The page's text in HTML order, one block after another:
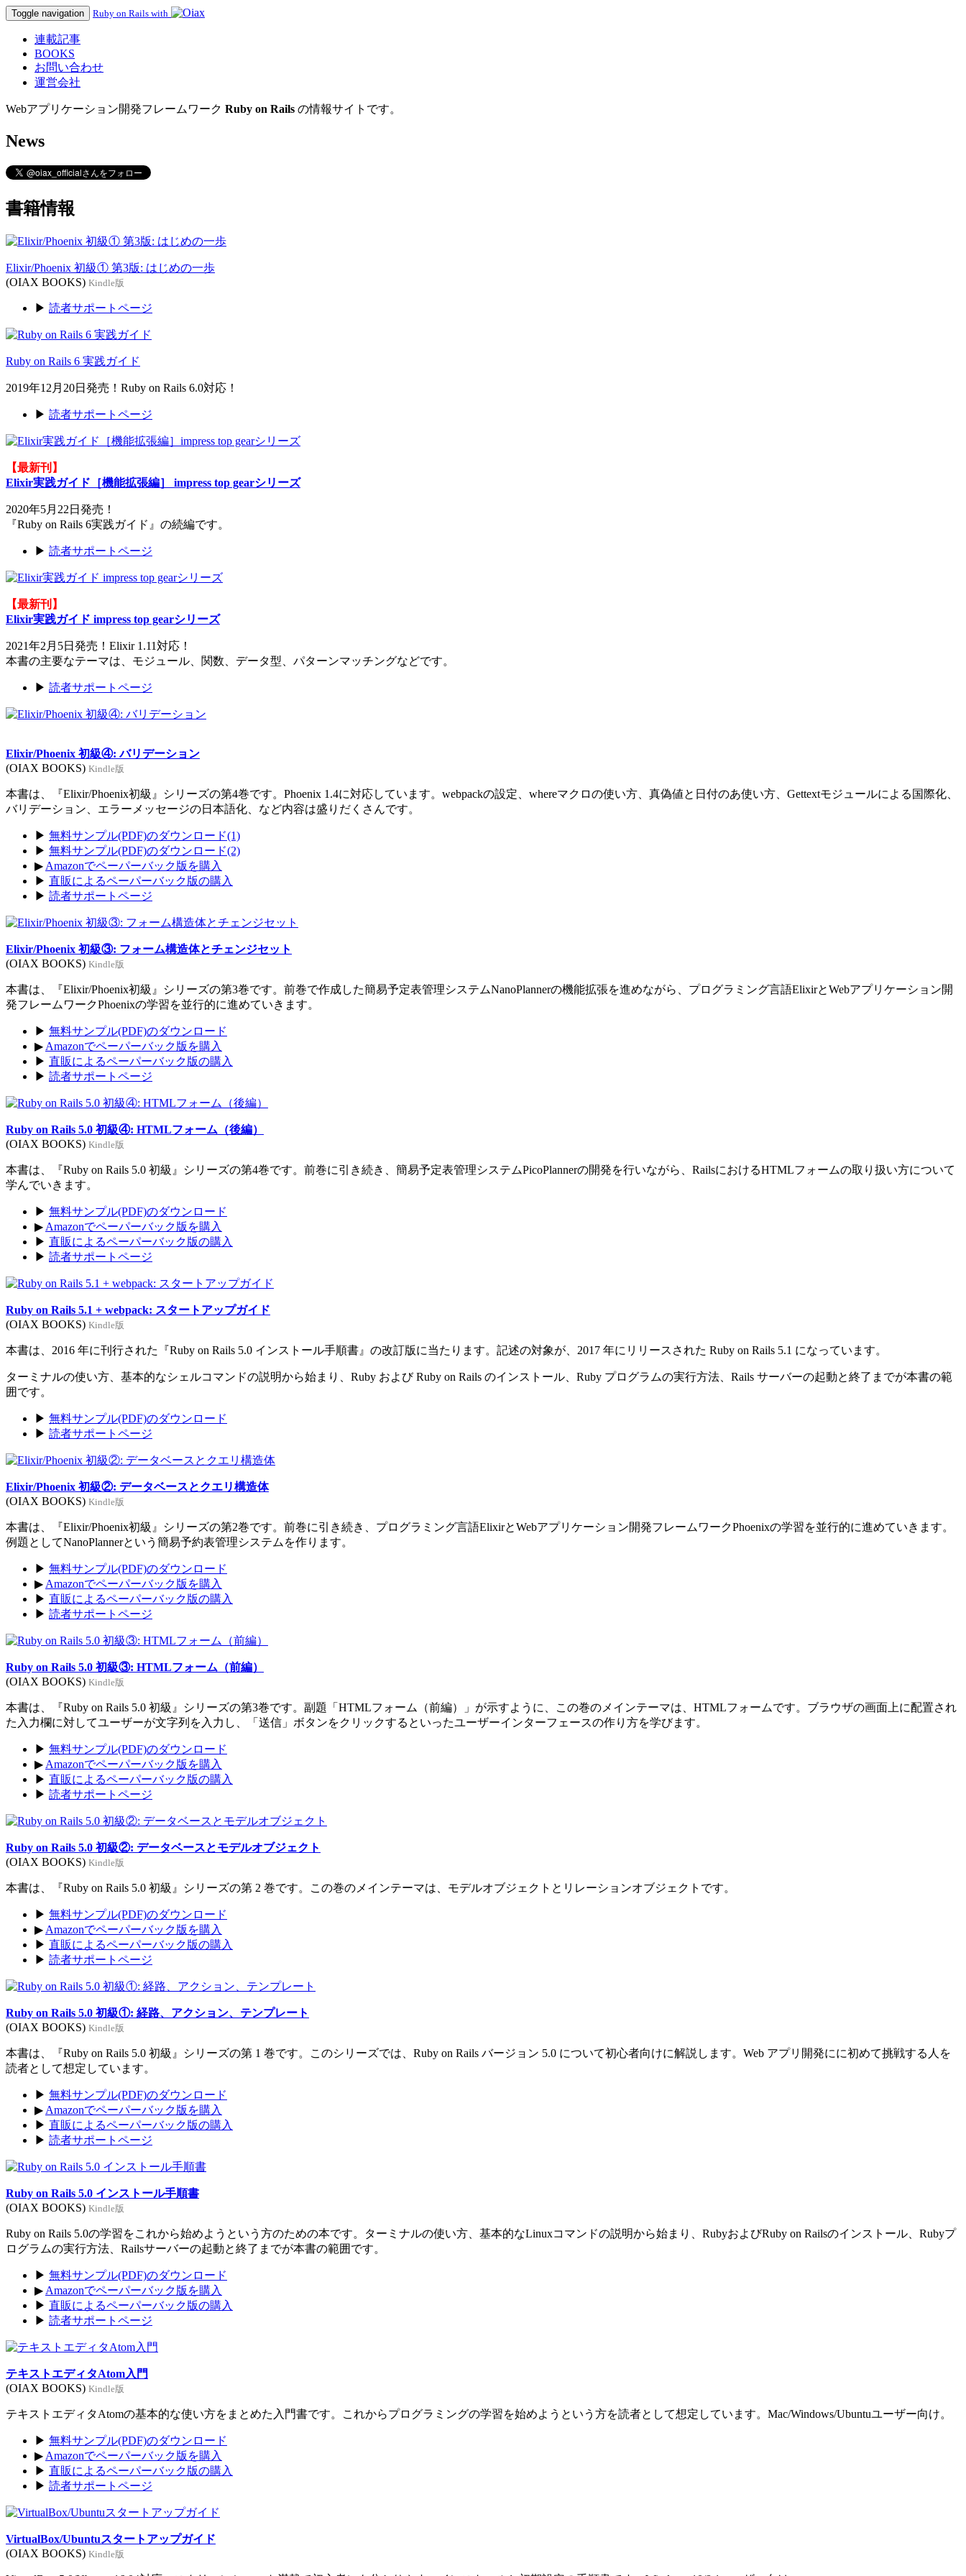
Toggle navigation Ruby on Rails with
連載記事
BOOKS
お問い合わせ
運営会社
Webアプリケーション開発フレームワーク Ruby on Rails の情報サイトです。
News
書籍情報
Elixir/Phoenix 初級① 第3版: はじめの一歩
(OIAX BOOKS) Kindle版
▶ 読者サポートページ
Ruby on Rails 6 実践ガイド
2019年12月20日発売！Ruby on Rails 6.0対応！
▶ 読者サポートページ
【最新刊】
Elixir実践ガイド［機能拡張編］ impress top gearシリーズ
2020年5月22日発売！
『Ruby on Rails 6実践ガイド』の続編です。
▶ 読者サポートページ
【最新刊】
Elixir実践ガイド impress top gearシリーズ
2021年2月5日発売！Elixir 1.11対応！
本書の主要なテーマは、モジュール、関数、データ型、パターンマッチングなどです。
▶ 読者サポートページ
Elixir/Phoenix 初級④: バリデーション
(OIAX BOOKS) Kindle版
本書は、『Elixir/Phoenix初級』シリーズの第4巻です。Phoenix 1.4に対応しています。webpackの設定、whereマクロの使い方、真偽値と日付のあ使い方、Gettextモジュールによる国際化、
バリデーション、エラーメッセージの日本語化、など内容は盛りだくさんです。
▶ 無料サンプル(PDF)のダウンロード(1)
▶ 無料サンプル(PDF)のダウンロード(2)
▶ Amazonでペーパーバック版を購入
▶ 直販によるペーパーバック版の購入
▶ 読者サポートページ
Elixir/Phoenix 初級③: フォーム構造体とチェンジセット
(OIAX BOOKS) Kindle版
本書は、『Elixir/Phoenix初級』シリーズの第3巻です。前巻で作成した簡易予定表管理システムNanoPlannerの機能拡張を進めながら、プログラミング言語ElixirとWebアプリケーション開
発フレームワークPhoenixの学習を並行的に進めていきます。
▶ 無料サンプル(PDF)のダウンロード
▶ Amazonでペーパーバック版を購入
▶ 直販によるペーパーバック版の購入
▶ 読者サポートページ
Ruby on Rails 5.0 初級④: HTMLフォーム（後編）
(OIAX BOOKS) Kindle版
本書は、『Ruby on Rails 5.0 初級』シリーズの第4巻です。前巻に引き続き、簡易予定表管理システムPicoPlannerの開発を行いながら、RailsにおけるHTMLフォームの取り扱い方について
学んでいきます。
▶ 無料サンプル(PDF)のダウンロード
▶ Amazonでペーパーバック版を購入
▶ 直販によるペーパーバック版の購入
▶ 読者サポートページ
Ruby on Rails 5.1 + webpack: スタートアップガイド
(OIAX BOOKS) Kindle版
本書は、2016 年に刊行された『Ruby on Rails 5.0 インストール手順書』の改訂版に当たります。記述の対象が、2017 年にリリースされた Ruby on Rails 5.1 になっています。
ターミナルの使い方、基本的なシェルコマンドの説明から始まり、Ruby および Ruby on Rails のインストール、Ruby プログラムの実行方法、Rails サーバーの起動と終了までが本書の範
囲です。
▶ 無料サンプル(PDF)のダウンロード
▶ 読者サポートページ
Elixir/Phoenix 初級②: データベースとクエリ構造体
(OIAX BOOKS) Kindle版
本書は、『Elixir/Phoenix初級』シリーズの第2巻です。前巻に引き続き、プログラミング言語ElixirとWebアプリケーション開発フレームワークPhoenixの学習を並行的に進めていきます。
例題としてNanoPlannerという簡易予約表管理システムを作ります。
▶ 無料サンプル(PDF)のダウンロード
▶ Amazonでペーパーバック版を購入
▶ 直販によるペーパーバック版の購入
▶ 読者サポートページ
Ruby on Rails 5.0 初級③: HTMLフォーム（前編）
(OIAX BOOKS) Kindle版
本書は、『Ruby on Rails 5.0 初級』シリーズの第3巻です。副題「HTMLフォーム（前編）」が示すように、この巻のメインテーマは、HTMLフォームです。ブラウザの画面上に配置され
た入力欄に対してユーザーが文字列を入力し、「送信」ボタンをクリックするといったユーザーインターフェースの作り方を学びます。
▶ 無料サンプル(PDF)のダウンロード
▶ Amazonでペーパーバック版を購入
▶ 直販によるペーパーバック版の購入
▶ 読者サポートページ
Ruby on Rails 5.0 初級②: データベースとモデルオブジェクト
(OIAX BOOKS) Kindle版
本書は、『Ruby on Rails 5.0 初級』シリーズの第 2 巻です。この巻のメインテーマは、モデルオブジェクトとリレーションオブジェクトです。
▶ 無料サンプル(PDF)のダウンロード
▶ Amazonでペーパーバック版を購入
▶ 直販によるペーパーバック版の購入
▶ 読者サポートページ
Ruby on Rails 5.0 初級①: 経路、アクション、テンプレート
(OIAX BOOKS) Kindle版
本書は、『Ruby on Rails 5.0 初級』シリーズの第 1 巻です。このシリーズでは、Ruby on Rails バージョン 5.0 について初心者向けに解説します。Web アプリ開発にに初めて挑戦する人を
読者として想定しています。
▶ 無料サンプル(PDF)のダウンロード
▶ Amazonでペーパーバック版を購入
▶ 直販によるペーパーバック版の購入
▶ 読者サポートページ
Ruby on Rails 5.0 インストール手順書
(OIAX BOOKS) Kindle版
Ruby on Rails 5.0の学習をこれから始めようという方のための本です。ターミナルの使い方、基本的なLinuxコマンドの説明から始まり、RubyおよびRuby on Railsのインストール、Rubyプ
ログラムの実行方法、Railsサーバーの起動と終了までが本書の範囲です。
▶ 無料サンプル(PDF)のダウンロード
▶ Amazonでペーパーバック版を購入
▶ 直販によるペーパーバック版の購入
▶ 読者サポートページ
テキストエディタAtom入門
(OIAX BOOKS) Kindle版
テキストエディタAtomの基本的な使い方をまとめた入門書です。これからプログラミングの学習を始めようという方を読者として想定しています。Mac/Windows/Ubuntuユーザー向け。
▶ 無料サンプル(PDF)のダウンロード
▶ Amazonでペーパーバック版を購入
▶ 直販によるペーパーバック版の購入
▶ 読者サポートページ
VirtualBox/Ubuntuスタートアップガイド
(OIAX BOOKS) Kindle版